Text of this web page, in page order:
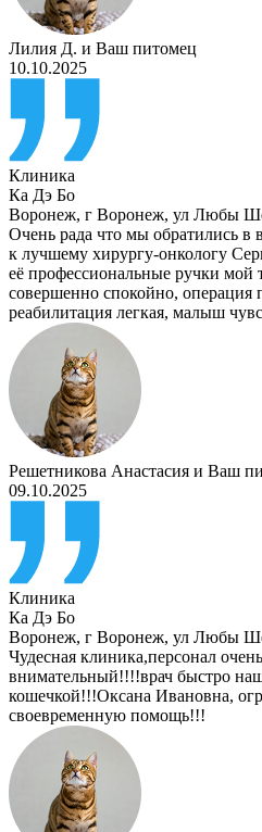
Лилия Д. и Ваш питомец
10.10.2025
Клиника
Ка Дэ Бо
Воронеж, г Воронеж, ул Любы
Очень рада что мы обратились
к лучшему хирургу-онкологу
её профессиональные ручки
совершенно спокойно, операция
реабилитация легкая, малыш
Решетникова Анастасия и Ваш
09.10.2025
Клиника
Ка Дэ Бо
Воронеж, г Воронеж, ул Любы
Чудесная клиника,персонал
внимательный!!!!врач быстро
кошечкой!!!Оксана Ивановна,
своевременную помощь!!!